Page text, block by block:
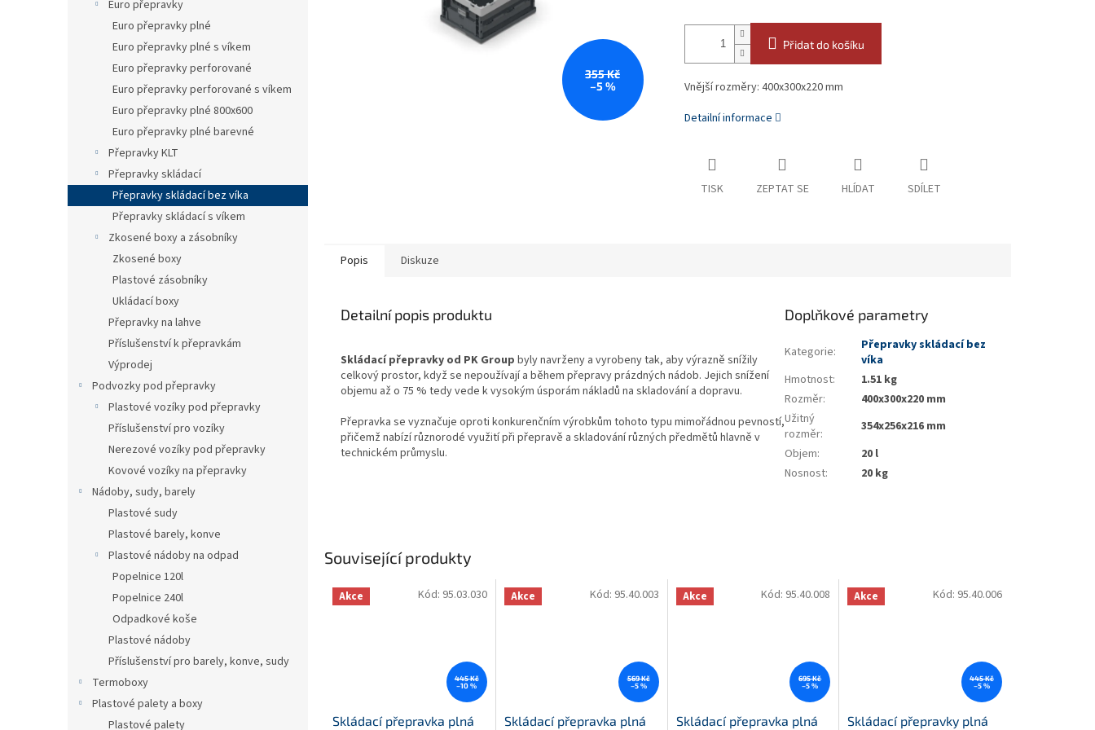
Euro přepravky
Euro přepravky plné
Euro přepravky plné s víkem
Euro přepravky perforované
Euro přepravky perforované s víkem
Euro přepravky plné 800x600
Euro přepravky plné barevné
Přepravky KLT
Přepravky skládací
Přepravky skládací bez víka
Přepravky skládací s víkem
Zkosené boxy a zásobníky
Zkosené boxy
Plastové zásobníky
Ukládací boxy
Přepravky na lahve
Příslušenství k přepravkám
Výprodej
Podvozky pod přepravky
Plastové vozíky pod přepravky
Příslušenství pro vozíky
Nerezové vozíky pod přepravky
Kovové vozíky na přepravky
Nádoby, sudy, barely
Plastové sudy
Plastové barely, konve
Plastové nádoby na odpad
Popelnice 120l
Popelnice 240l
Odpadkové koše
Plastové nádoby
Příslušenství pro barely, konve, sudy
Termoboxy
Plastové palety a boxy
Plastové palety
355 Kč
–5 %
Přidat do košíku
Vnější rozměry: 400x300x220 mm
Detailní informace
TISK ZEPTAT SE HLÍDAT SDÍLET
Související produkty
Akce
445 Kč
–10 %
Skládací přepravka plná
Kód: 95.03.030 Akce
569 Kč
–5 %
Skládací přepravka plná
Kód: 95.40.003 Akce
695 Kč
–5 %
Skládací přepravka plná
Kód: 95.40.008 Akce
445 Kč
–5 %
Skládací přepravky plná
Kód: 95.40.006
Popis Diskuze
Detailní popis produktu
Skládací přepravky od PK Group byly navrženy a vyrobeny tak, aby výrazně snížily
celkový prostor, když se nepoužívají a během přepravy prázdných nádob. Jejich snížení
objemu až o 75 % tedy vede k vysokým úsporám nákladů na skladování a dopravu.
Přepravka se vyznačuje oproti konkurenčním výrobkům tohoto typu mimořádnou pevností,
přičemž nabízí různorodé využití při přepravě a skladování různých předmětů hlavně v
technickém průmyslu.
Doplňkové parametry
Kategorie:
Přepravky skládací bez
víka
Hmotnost:
1.51 kg
Rozměr:
400x300x220 mm
Užitný
rozměr:
354x256x216 mm
Objem:
20 l
Nosnost: 20 kg